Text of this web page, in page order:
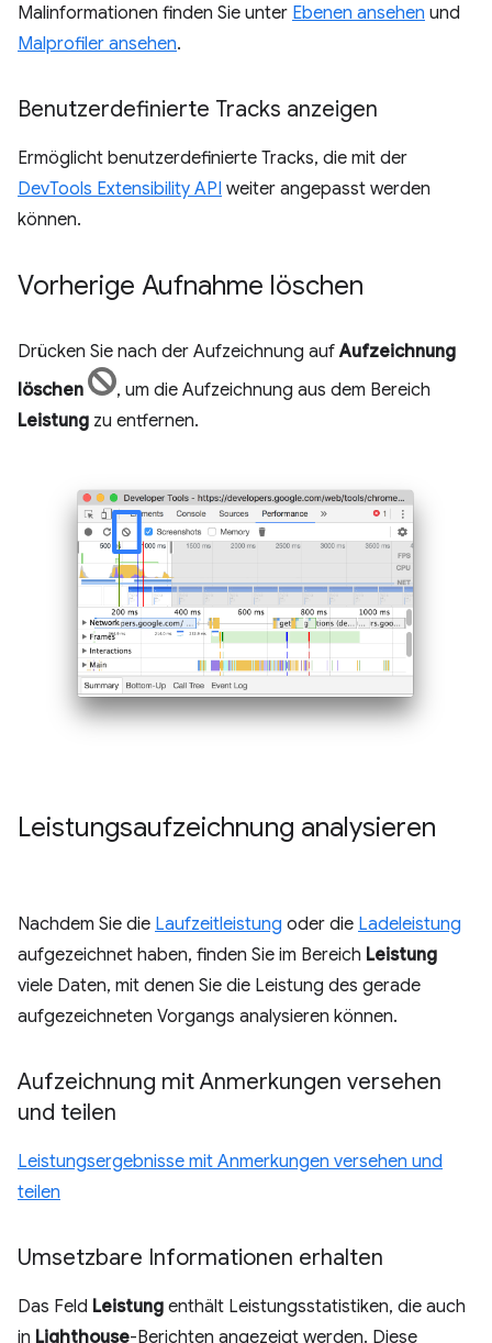
Malinformationen finden Sie unter Ebenen ansehen und
Malprofiler ansehen.
Benutzerdefinierte Tracks anzeigen
Ermöglicht benutzerdefinierte Tracks, die mit der
DevTools Extensibility API weiter angepasst werden
können.
Vorherige Aufnahme löschen
Drücken Sie nach der Aufzeichnung aufAufzeichnung
löschen
, um die Aufzeichnung aus dem Bereich
Leistung zu entfernen.
Leistungsaufzeichnung analysieren
Nachdem Sie die Laufzeitleistung oder die Ladeleistung
aufgezeichnet haben, finden Sie im Bereich Leistung
viele Daten, mit denen Sie die Leistung des gerade
aufgezeichneten Vorgangs analysieren können.
Aufzeichnung mit Anmerkungen versehen
und teilen
Leistungsergebnisse mit Anmerkungen versehen und
teilen
Umsetzbare Informationen erhalten
Das Feld Leistung enthält Leistungsstatistiken, die auch
in Lighthouse-Berichten angezeigt werden. Diese